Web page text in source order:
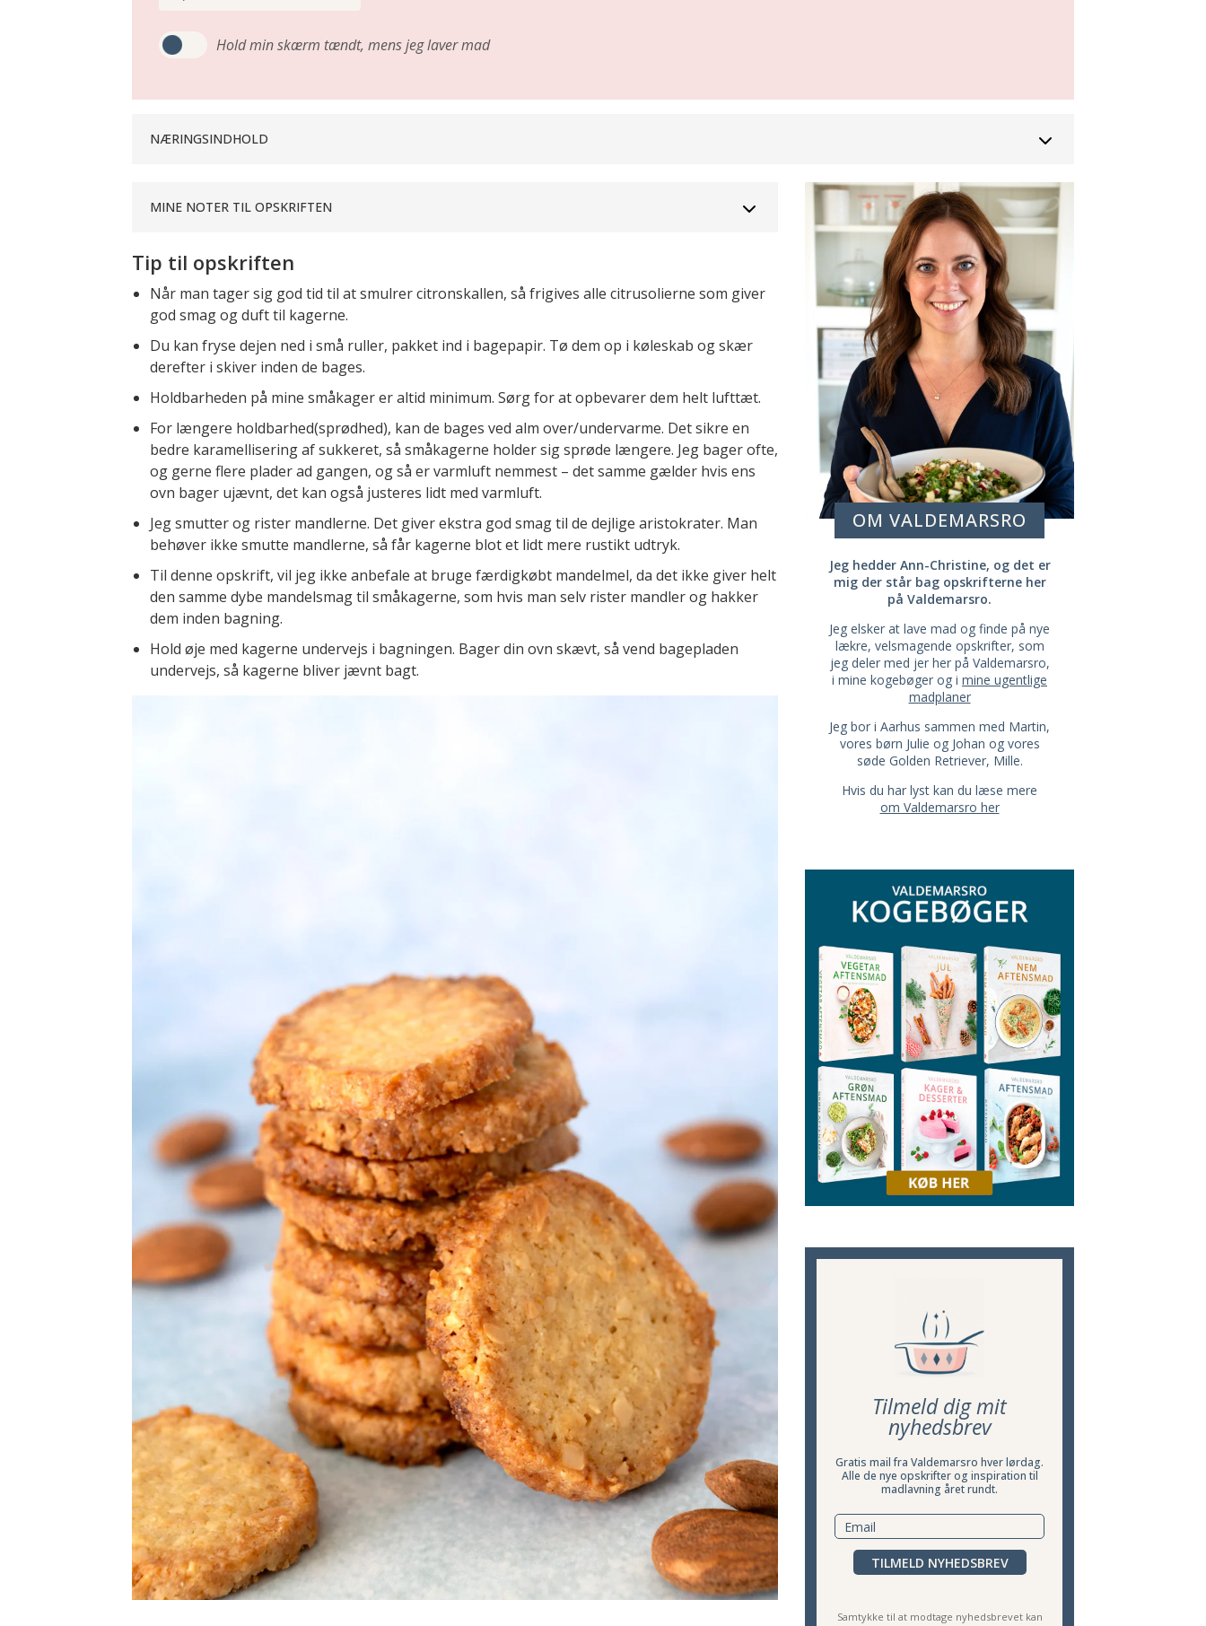
Hold min skærm tændt, mens jeg laver mad
NÆRINGSINDHOLD
MINE NOTER TIL OPSKRIFTEN
Tip til opskriften
Når man tager sig god tid til at smulrer citronskallen, så frigives alle citrusolierne som giver
god smag og duft til kagerne.
Du kan fryse dejen ned i små ruller, pakket ind i bagepapir. Tø dem op i køleskab og skær
derefter i skiver inden de bages.
Holdbarheden på mine småkager er altid minimum. Sørg for at opbevarer dem helt lufttæt.
For længere holdbarhed(sprødhed), kan de bages ved alm over/undervarme. Det sikre en
bedre karamellisering af sukkeret, så småkagerne holder sig sprøde længere. Jeg bager ofte,
og gerne flere plader ad gangen, og så er varmluft nemmest – det samme gælder hvis ens
ovn bager ujævnt, det kan også justeres lidt med varmluft.
Jeg smutter og rister mandlerne. Det giver ekstra god smag til de dejlige aristokrater. Man
behøver ikke smutte mandlerne, så får kagerne blot et lidt mere rustikt udtryk.
Til denne opskrift, vil jeg ikke anbefale at bruge færdigkøbt mandelmel, da det ikke giver helt
den samme dybe mandelsmag til småkagerne, som hvis man selv rister mandler og hakker
dem inden bagning.
Hold øje med kagerne undervejs i bagningen. Bager din ovn skævt, så vend bagepladen
undervejs, så kagerne bliver jævnt bagt.
OM VALDEMARSRO
Jeg hedder Ann-Christine, og det er
mig der står bag opskrifterne her
på Valdemarsro.
Jeg elsker at lave mad og finde på nye
lækre, velsmagende opskrifter, som
jeg deler med jer her på Valdemarsro,
i mine kogebøger og i mine ugentlige
madplaner
Jeg bor i Aarhus sammen med Martin,
vores børn Julie og Johan og vores
søde Golden Retriever, Mille.
Hvis du har lyst kan du læse mere
om Valdemarsro her
Tilmeld dig mit
nyhedsbrev
Gratis mail fra Valdemarsro hver lørdag.
Alle de nye opskrifter og inspiration til
madlavning året rundt.
TILMELD NYHEDSBREV
Samtykke til at modtage nyhedsbrevet kan